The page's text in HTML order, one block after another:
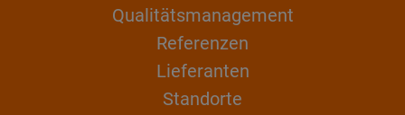
Qualitätsmanagement
Referenzen
Lieferanten
Standorte